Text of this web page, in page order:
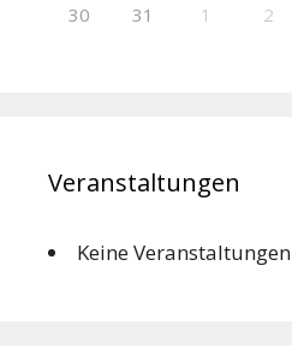
30 31 1 2
Veranstaltungen
Keine Veranstaltungen